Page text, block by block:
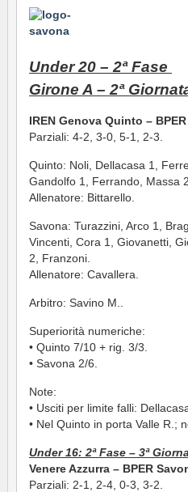
Under 20 – 2ª Fase
Girone A – 2ª
IREN Genova Quinto –
Parziali: 4-2, 3-0, 5-1, 2-3.
Quinto: Noli, Dellacasa 1,
Gandolfo 1, Ferrando, Massa
Allenatore: Bittarello.
Savona: Turazzini, Arco 1,
Vincenti, Cora 1, Giovanetti,
2, Franzoni.
Allenatore: Cavallera.
Arbitro: Savino M..
Superiorità numeriche:
• Quinto 7/10 + rig. 3/3.
• Savona 2/6.
Note:
• Usciti per limite falli:
• Nel Quinto in porta Valle R.;
Under 16: 2ª Fase – 3ª
Venere Azzurra – BPER
Parziali: 2-1, 2-4, 0-3, 3-2.